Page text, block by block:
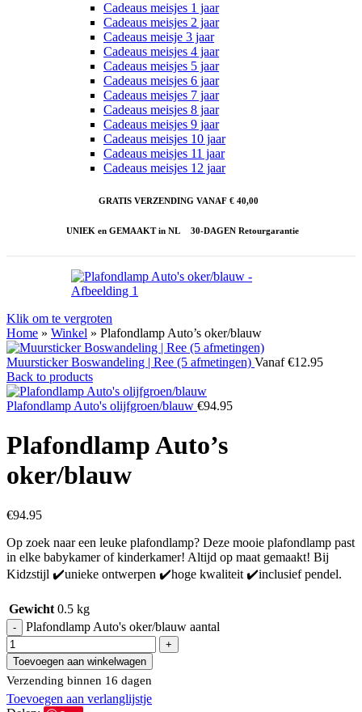
Cadeaus meisjes 1 jaar
Cadeaus meisjes 2 jaar
Cadeaus meisje 3 jaar
Cadeaus meisjes 4 jaar
Cadeaus meisjes 5 jaar
Cadeaus meisjes 6 jaar
Cadeaus meisjes 7 jaar
Cadeaus meisjes 8 jaar
Cadeaus meisjes 9 jaar
Cadeaus meisjes 10 jaar
Cadeaus meisjes 11 jaar
Cadeaus meisjes 12 jaar
GRATIS VERZENDING VANAF € 40,00
UNIEK en GEMAAKT in NL 30-DAGEN Retourgarantie
Klik om te vergroten
Home » Winkel » Plafondlamp Auto’s oker/blauw
Muursticker Boswandeling | Ree (5 afmetingen) Vanaf €12.95
Back to products
Plafondlamp Auto's olijfgroen/blauw €94.95
Plafondlamp Auto’s
oker/blauw
€94.95
Op zoek naar een leuke plafondlamp? Deze mooie plafondlamp past
in elke babykamer of kinderkamer! Altijd op maat gemaakt! Bij
Kidzstijl ✔️unieke ontwerpen ✔️hoge kwaliteit ✔️inclusief pendel.
Gewicht 0.5 kg
Plafondlamp Auto's oker/blauw aantal
Toevoegen aan winkelwagen
Verzending binnen 16 dagen
Toevoegen aan verlanglijstje